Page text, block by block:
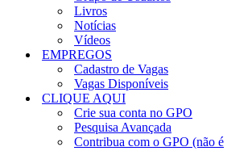
Livros
Notícias
Vídeos
EMPREGOS
Cadastro de Vagas
Vagas Disponíveis
CLIQUE AQUI
Crie sua conta no GPO
Pesquisa Avançada
Contribua com o GPO (não é